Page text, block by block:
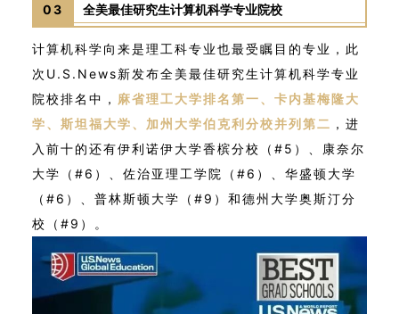
03 全美最佳研究生计算机科学专业院校
计算机科学向来是理工科专业也最受瞩目的专业，此
次U.S.News新发布全美最佳研究生计算机科学专业
院校排名中， 麻省理工大学排名第一、卡内基梅隆大
学、斯坦福大学、加州大学伯克利分校并列第二 ，进
入前十的还有伊利诺伊大学香槟分校（#5）、康奈尔
大学（#6）、佐治亚理工学院（#6）、华盛顿大学
（#6）、普林斯顿大学（#9）和德州大学奥斯汀分
校（#9）。